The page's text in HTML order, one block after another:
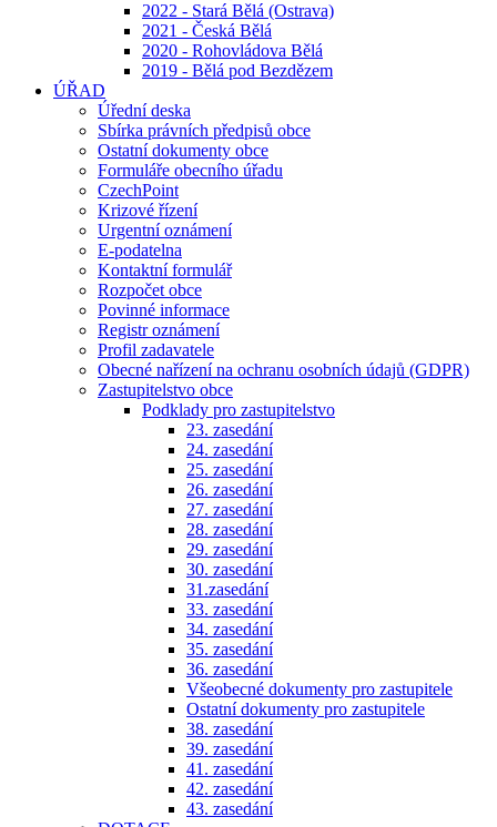
2022 - Stará Bělá (Ostrava)
2021 - Česká Bělá
2020 - Rohovládova Bělá
2019 - Bělá pod Bezdězem
ÚŘAD
Úřední deska
Sbírka právních předpisů obce
Ostatní dokumenty obce
Formuláře obecního úřadu
CzechPoint
Krizové řízení
Urgentní oznámení
E-podatelna
Kontaktní formulář
Rozpočet obce
Povinné informace
Registr oznámení
Profil zadavatele
Obecné nařízení na ochranu osobních údajů (GDPR)
Zastupitelstvo obce
Podklady pro zastupitelstvo
23. zasedání
24. zasedání
25. zasedání
26. zasedání
27. zasedání
28. zasedání
29. zasedání
30. zasedání
31.zasedání
33. zasedání
34. zasedání
35. zasedání
36. zasedání
Všeobecné dokumenty pro zastupitele
Ostatní dokumenty pro zastupitele
38. zasedání
39. zasedání
41. zasedání
42. zasedání
43. zasedání